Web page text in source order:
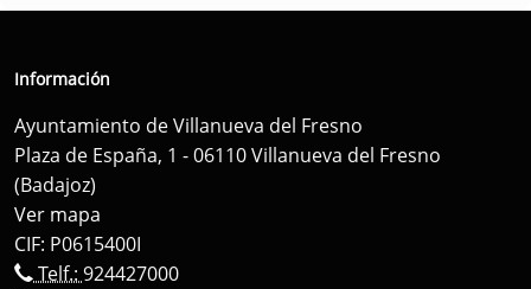
Información
Ayuntamiento de Villanueva del Fresno
Plaza de España, 1 - 06110 Villanueva del Fresno
(Badajoz)
Ver mapa
CIF: P0615400I
Telf.: 924427000